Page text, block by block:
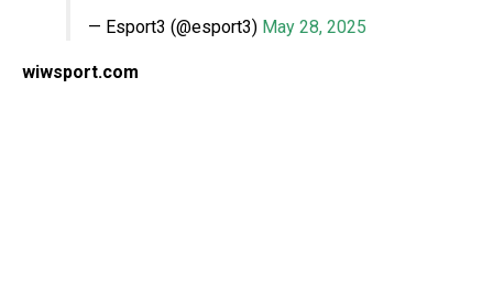
— Esport3 (@esport3) May 28, 2025
wiwsport.com